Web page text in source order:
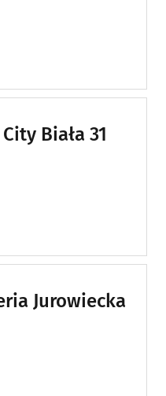
Biała 31
Jurowiecka